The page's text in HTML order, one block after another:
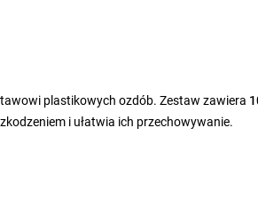
plastikowych ozdób. Zestaw zawiera
i ułatwia ich przechowywanie.